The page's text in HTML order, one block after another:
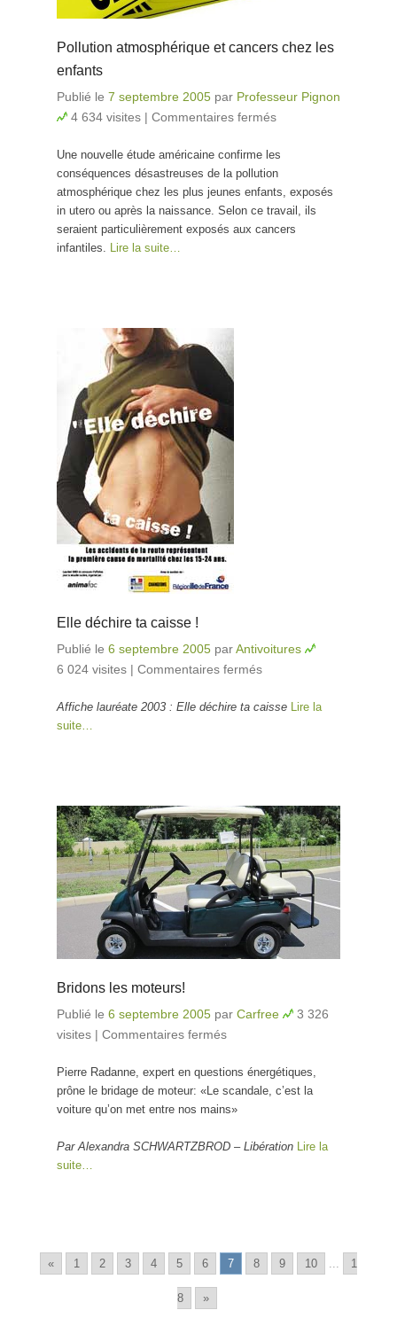
Pollution atmosphérique et cancers chez les
enfants
Publié le 7 septembre 2005 par Professeur Pignon
4 634 visites | Commentaires fermés
et cancers
chez les
enfants
Une nouvelle étude américaine confirme les
conséquences désastreuses de la pollution
atmosphérique chez les plus jeunes enfants, exposés
in utero ou après la naissance. Selon ce travail, ils
seraient particulièrement exposés aux cancers
infantiles. Lire la suite…
Elle déchire ta caisse !
Publié le 6 septembre 2005 parAntivoitures
6 024 visites | Commentaires fermés
Affiche lauréate 2003 : Elle déchire ta caisse Lire la
suite…
Bridons les moteurs!
Publié le 6 septembre 2005 par Carfree
3 326
visites | Commentaires fermés
Pierre Radanne, expert en questions énergétiques,
prône le bridage de moteur: «Le scandale, c’est la
voiture qu’on met entre nos mains»
Par Alexandra SCHWARTZBROD – Libération Lire la
suite…
« 1 2 3 4 5 6 7 8 9 10 ... 1
8 »